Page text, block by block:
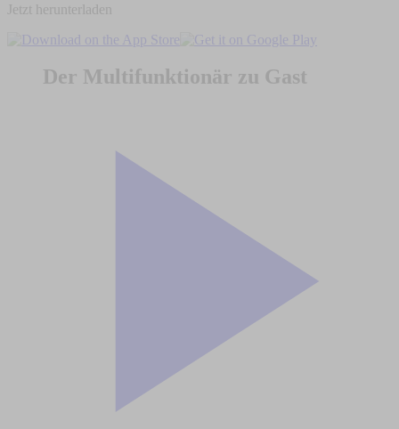
Jetzt herunterladen
Der Multifunktionär zu Gast